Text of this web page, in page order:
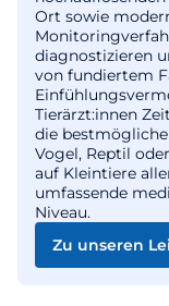
Ort sowie
diagnostizieren
von fundiertem
Tierärzt:innen
die bestmögliche
Vogel, Reptil
auf Kleintiere
umfassende
Niveau.
Zu unseren